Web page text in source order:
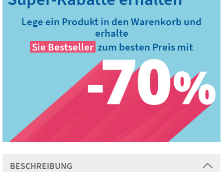
Lege ein Produkt in den Warenkorb und
erhalte
Sie Bestseller zum besten Preis mit
BESCHREIBUNG